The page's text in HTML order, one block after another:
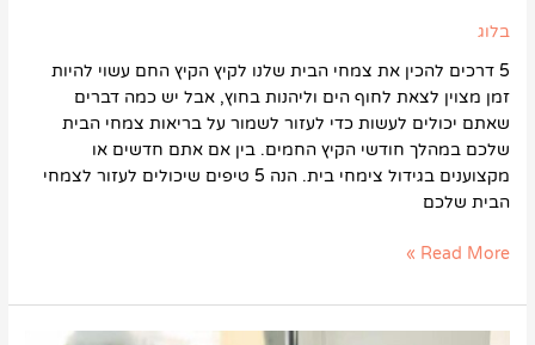
בלוג
5 דרכים להכין את צמחי הבית שלנו לקיץ הקיץ החם עשוי להיות
זמן מצוין לצאת לחוף הים וליהנות בחוץ, אבל יש כמה דברים
שאתם יכולים לעשות כדי לעזור לשמור על בריאות צמחי הבית
שלכם במהלך חודשי הקיץ החמים. בין אם אתם חדשים או
מקצוענים בגידול צימחי בית. הנה 5 טיפים שיכולים לעזור לצמחי
הבית שלכם
Read More »